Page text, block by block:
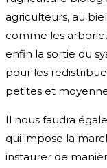
agriculteurs, au
comme les
enfin la sortie du
pour les
petites et
Il nous faudra
qui impose la
instaurer de